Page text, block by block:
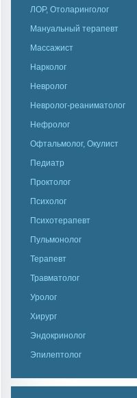
ЛОР, Отоларинголог
Мануальный терапевт
Массажист
Нарколог
Невролог
Невролог-реаниматолог
Нефролог
Офтальмолог, Окулист
Педиатр
Проктолог
Психолог
Психотерапевт
Пульмонолог
Терапевт
Травматолог
Уролог
Хирург
Эндокринолог
Эпилептолог